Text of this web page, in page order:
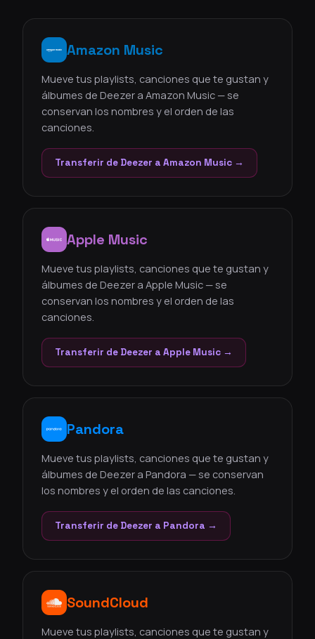
Amazon Music
Mueve tus playlists, canciones que te gustan y
álbumes de Deezer a Amazon Music — se
conservan los nombres y el orden de las
canciones.
Transferir de Deezer a Amazon Music →
Apple Music
Mueve tus playlists, canciones que te gustan y
álbumes de Deezer a Apple Music — se
conservan los nombres y el orden de las
canciones.
Transferir de Deezer a Apple Music →
Pandora
Mueve tus playlists, canciones que te gustan y
álbumes de Deezer a Pandora — se conservan
los nombres y el orden de las canciones.
Transferir de Deezer a Pandora →
SoundCloud
Mueve tus playlists, canciones que te gustan y